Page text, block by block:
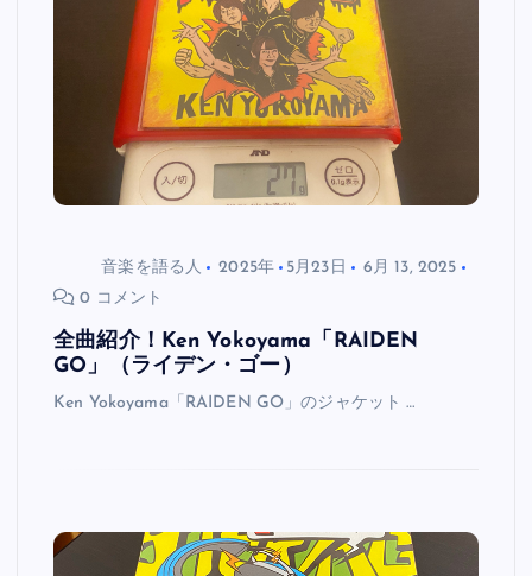
音楽を語る人 2025年 5月23日
6月 13, 2025
0 コメント
全曲紹介！Ken Yokoyama「RAIDEN
GO」（ライデン・ゴー）
Ken Yokoyama「RAIDEN GO」のジャケット …